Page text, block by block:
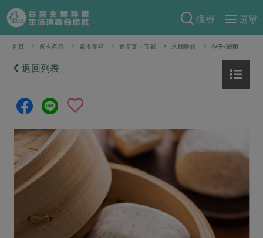
搜尋
選單
產品分類
當季蔬果
芽苗類
辛香料類
奶蛋豆・五穀
蛋
米麵雜糧
食譜料理
食材
麵食
肉食
海鮮
特別企畫
預購活動
把最好的台灣味帶回家！
防災用品預購圓滿結束
2026年端午節預購圓滿結束
更多預購活動
綠主張
觀點文章
主婦食堂 一籃菜真心話
合作聯合國
產品故事 生活提案
關於合作社
認識合作社
關於我們
重要公告
首頁 所有產品 素食專區 奶蛋豆・五穀 米麵雜糧 包子/饅頭
返回列表